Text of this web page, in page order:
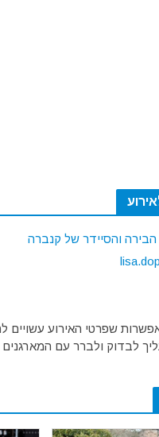
והסיידר של קנברה
שפרטי האירוע עשויים
לבדוק ולברר עם